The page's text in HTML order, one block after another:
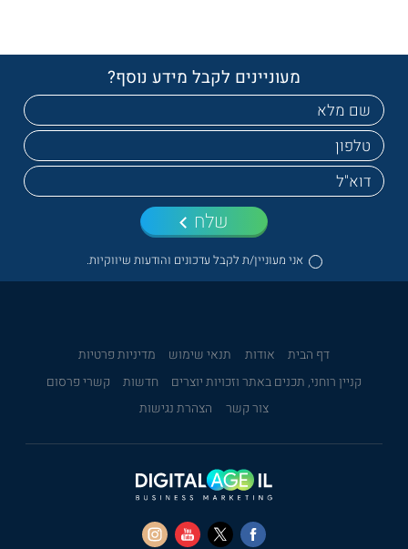
מעוניינים לקבל מידע נוסף?
אני מעוניין/ת לקבל עדכונים והודעות שיווקיות.
שלח
דף הבית אודות תנאי שימוש
מדיניות פרטיות
קניין רוחני, תכנים באתר וזכויות יוצרים
חדשות
קשרי פרסום
צור קשר
הצהרת נגישות